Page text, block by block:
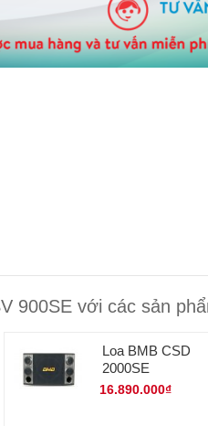
900SE với các sản
Loa BMB CSD
2000SE
16.890.000₫